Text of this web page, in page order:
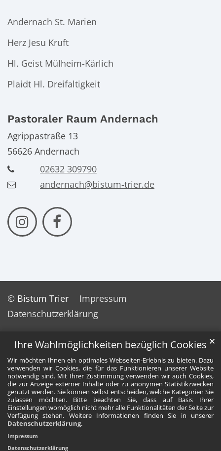
Ihre Wahlmöglichkeiten bezüglich Cookies
Wir möchten Ihnen ein optimales Webseiten-Erlebnis zu bieten. Dazu
verwenden wir Cookies, die für das Funktionieren unserer Website
notwendig sind. Mit Ihrer Zustimmung verwenden wir auch Cookies,
die zur Anzeige externer Inhalte oder zu anonymen Statistikzwecken
genutzt werden. Sie können selbst entscheiden, welche Kategorien Sie
zulassen möchten. Bitte beachten Sie, dass auf Basis Ihrer
Einstellungen womöglich nicht mehr alle Funktionalitäten der Seite zur
Verfügung stehen. Weitere Informationen finden Sie in unserer
Datenschutzerklärung.
✕
Impressum
Datenschutzerklärung
Andernach St. Marien
Herz Jesu Kruft
Hl. Geist Mülheim-Kärlich
Plaidt Hl. Dreifaltigkeit
Pastoraler Raum Andernach
Agrippastraße 13
56626 Andernach
02632 309790
andernach@bistum-trier.de
© Bistum Trier
Impressum
Datenschutzerklärung